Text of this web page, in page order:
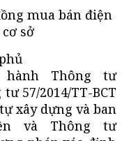
mua bán điện
sở
hành Thông tư
57/2014/TT-BCT
xây dựng và ban
và Thông tư